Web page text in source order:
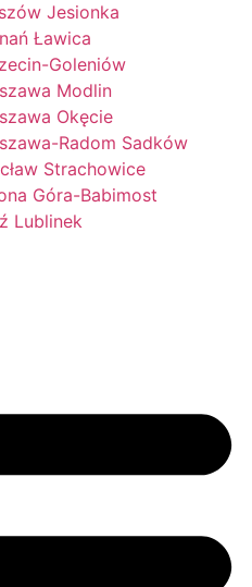
Jesionka
Ławica
Goleniów
Modlin
Okęcie
Radom Sadków
Strachowice
Góra-Babimost
Lublinek